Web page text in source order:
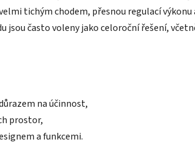
tichým chodem, přesnou regulací výkonu
často voleny jako celoroční řešení,
na účinnost,
prostor,
a funkcemi.